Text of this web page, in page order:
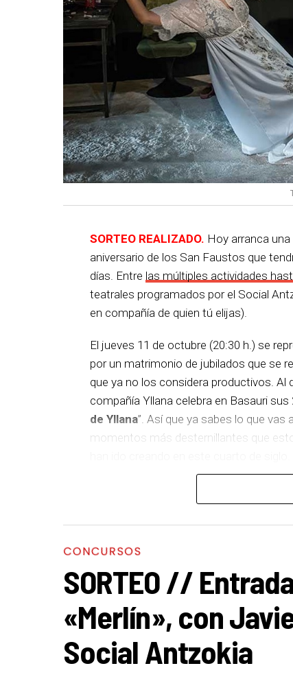
SORTEO REALIZADO. Hoy arranca
aniversario de los San Faustos que
días. Entre las múltiples actividades
teatrales programados por el Social
en compañía de quien tú elijas).
El jueves 11 de octubre (20:30 h.) se
por un matrimonio de jubilados que se
que ya no los considera productivos. Al
compañía Yllana celebra en Basauri
de Yllana”. Así que ya sabes lo que
momentos más desternillantes que
más que aseguradas.
CONCURSOS
SORTEO //
«Merlín», con
Social Antzokia